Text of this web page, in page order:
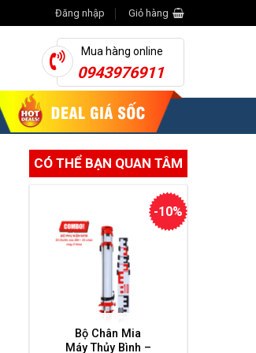
Đăng nhập Giỏ hàng
Mua hàng online
0943976911
CÓ THỂ BẠN QUAN TÂM
-10%
Bộ Chân Mia
Máy Thủy Bình –